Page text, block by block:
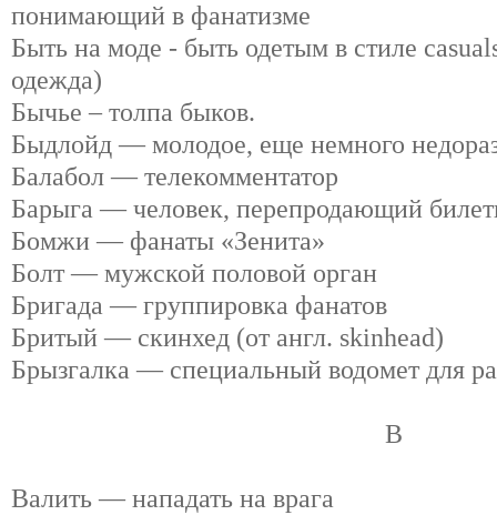
понимающий в фанатизме
Быть на моде - быть одетым в стиле
одежда)
Бычье – толпа быков.
Быдлойд — молодое, еще немного
Балабол — телекомментатор
Барыга — человек, перепродающий
Бомжи — фанаты «Зенита»
Болт — мужской половой орган
Бригада — группировка фанатов
Бритый — скинхед (от англ. skinhead)
Брызгалка — специальный водомет для
В
Валить — нападать на врага